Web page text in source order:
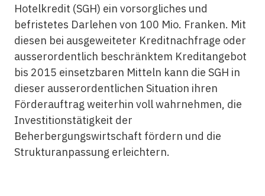
Hotelkredit (SGH) ein vorsorgliches und
befristetes Darlehen von 100 Mio. Franken. Mit
diesen bei ausgeweiteter Kreditnachfrage oder
ausserordentlich beschränktem Kreditangebot
bis 2015 einsetzbaren Mitteln kann die SGH in
dieser ausserordentlichen Situation ihren
Förderauftrag weiterhin voll wahrnehmen, die
Investitionstätigkeit der
Beherbergungswirtschaft fördern und die
Strukturanpassung erleichtern.